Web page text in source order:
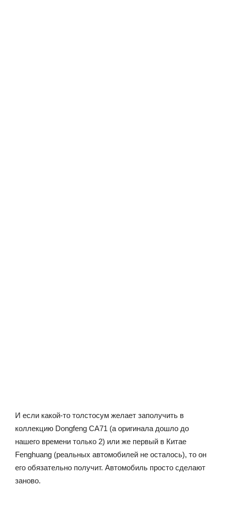
И если какой-то толстосум желает заполучить в
коллекцию Dongfeng CA71 (а оригинала дошло до
нашего времени только 2) или же первый в Китае
Fenghuang (реальных автомобилей не осталось), то он
его обязательно получит. Автомобиль просто сделают
заново.